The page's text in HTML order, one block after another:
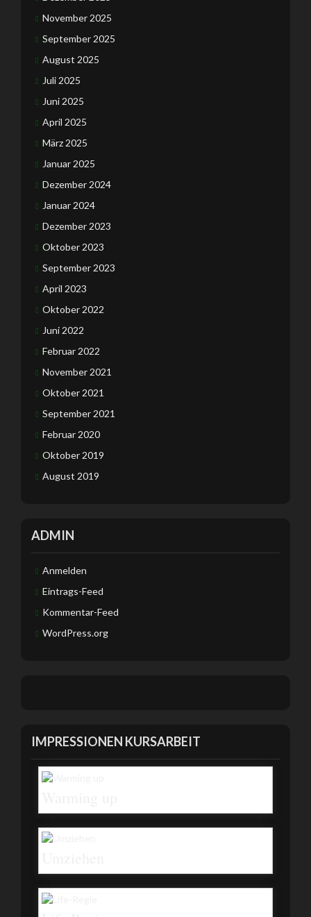
November 2025
September 2025
August 2025
Juli 2025
Juni 2025
April 2025
März 2025
Januar 2025
Dezember 2024
Januar 2024
Dezember 2023
Oktober 2023
September 2023
April 2023
Oktober 2022
Juni 2022
Februar 2022
November 2021
Oktober 2021
September 2021
Februar 2020
Oktober 2019
August 2019
ADMIN
Anmelden
Eintrags-Feed
Kommentar-Feed
WordPress.org
IMPRESSIONEN KURSARBEIT